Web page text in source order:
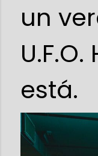
un
está.